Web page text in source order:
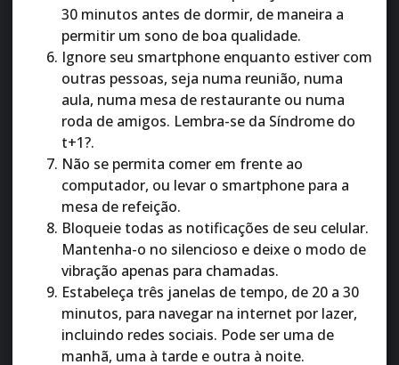
30 minutos antes de dormir, de maneira a
permitir um sono de boa qualidade.
Ignore seu smartphone enquanto estiver com
outras pessoas, seja numa reunião, numa
aula, numa mesa de restaurante ou numa
roda de amigos. Lembra-se da Síndrome do
t+1?.
Não se permita comer em frente ao
computador, ou levar o smartphone para a
mesa de refeição.
Bloqueie todas as notificações de seu celular.
Mantenha-o no silencioso e deixe o modo de
vibração apenas para chamadas.
Estabeleça três janelas de tempo, de 20 a 30
minutos, para navegar na internet por lazer,
incluindo redes sociais. Pode ser uma de
manhã, uma à tarde e outra à noite.